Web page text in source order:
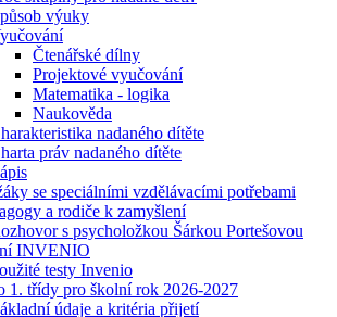
výuky
Čtenářské dílny
Projektové vyučování
Matematika - logika
Naukověda
nadaného dítěte
práv nadaného dítěte
se speciálními vzdělávacími potřebami
a rodiče k zamyšlení
s psycholožkou Šárkou Portešovou
INVENIO
testy Invenio
1. třídy pro školní rok 2026-2027
údaje a kritéria přijetí